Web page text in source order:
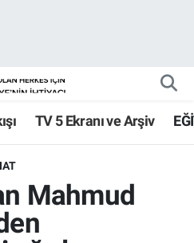
TV 5 Ekranı ve Arşiv
Mahmud